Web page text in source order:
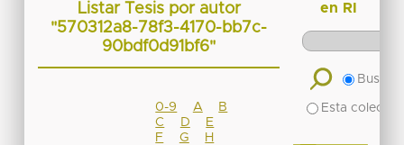
Listar Tesis por autor
"570312a8-78f3-4170-bb7c-
90bdf0d91bf6"
0-9 A
B
C
D
E
F
G
H
en RI
Buscar
Esta